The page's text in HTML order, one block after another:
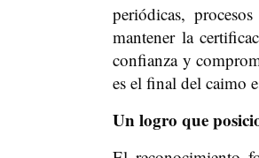
periódicas,
mantener la
confianza y
es el final del caimo
Un logro que